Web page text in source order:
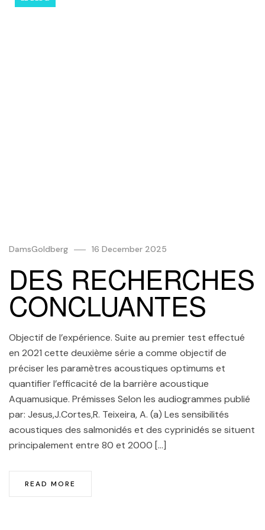
DamsGoldberg 16 December 2025
DES RECHERCHES
CONCLUANTES
Objectif de l’expérience. Suite au premier test effectué
en 2021 cette deuxième série a comme objectif de
préciser les paramètres acoustiques optimums et
quantifier l’efficacité de la barrière acoustique
Aquamusique. Prémisses Selon les audiogrammes publié
par: Jesus,J.Cortes,R. Teixeira, A. (a) Les sensibilités
acoustiques des salmonidés et des cyprinidés se situent
principalement entre 80 et 2000 […]
READ MORE